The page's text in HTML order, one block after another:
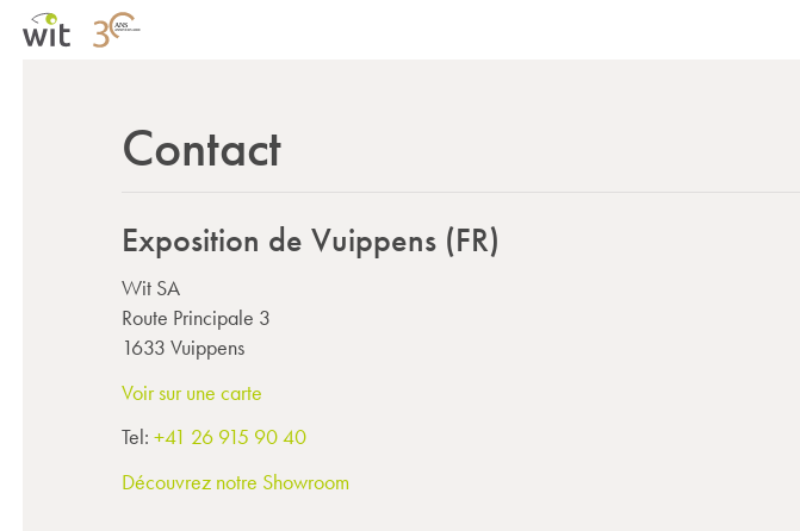
Contact
Exposition de Vuippens (FR)
Wit SA
Route Principale 3
1633 Vuippens
Voir sur une carte
Tel: +41 26 915 90 40
Découvrez notre Showroom